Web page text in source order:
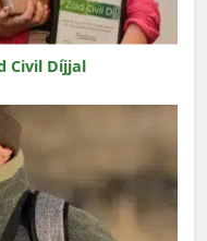
Civil Díjjal